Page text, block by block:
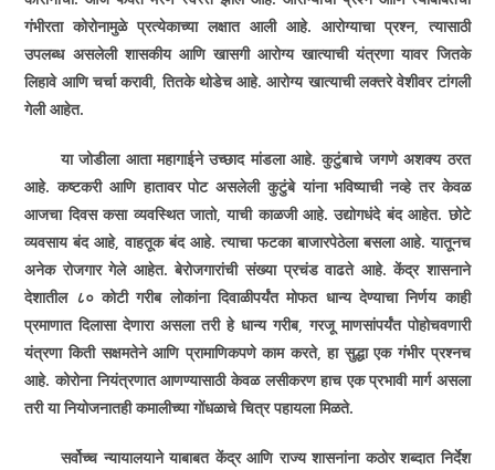
गंभीरता कोरोनामुळे प्रत्येकाच्या लक्षात आली आहे. आरोग्याचा प्रश्न,त्यासाठी
उपलब्ध असलेली शासकीय आणि खासगी आरोग्य खात्याची यंत्रणा यावर जितके
लिहावे आणि चर्चा करावी,तितके थोडेच आहे. आरोग्य खात्याची लक्तरे वेशीवर टांगली
गेली आहेत.
या जोडीला आता महागाईने उच्छाद मांडला आहे. कुटुंबाचे जगणे अशक्य ठरत
आहे. कष्टकरी आणि हातावर पोट असलेली कुटुंबे यांना भविष्याची नव्हे तर केवळ
आजचा दिवस कसा व्यवस्थित जातो,याची काळजी आहे. उद्योगधंदे बंद आहेत. छोटे
व्यवसाय बंद आहे,वाहतूक बंद आहे. त्याचा फटका बाजारपेठेला बसला आहे. यातूनच
अनेक रोजगार गेले आहेत. बेरोजगारांची संख्या प्रचंड वाढते आहे. केंद्र शासनाने
देशातील ८० कोटी गरीब लोकांना दिवाळीपर्यंत मोफत धान्य देण्याचा निर्णय काही
प्रमाणात दिलासा देणारा असला तरी हे धान्य गरीब,गरजू माणसांपर्यंत पोहोचवणारी
यंत्रणा किती सक्षमतेने आणि प्रामाणिकपणे काम करते,हा सुद्धा एक गंभीर प्रश्नच
आहे. कोरोना नियंत्रणात आणण्यासाठी केवळ लसीकरण हाच एक प्रभावी मार्ग असला
तरी या नियोजनातही कमालीच्या गोंधळाचे चित्र पहायला मिळते.
सर्वोच्च न्यायालयाने याबाबत केंद्र आणि राज्य शासनांना कठोर शब्दात निर्देश